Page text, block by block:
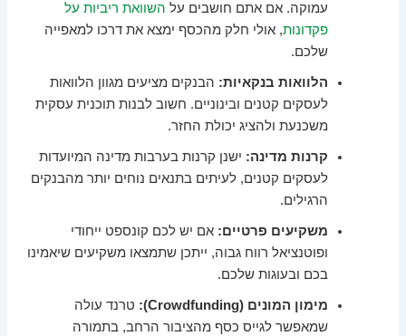
עמוקה. אם אתם חושבים על השוואת ריביות על
פקדונות, אולי חלק מהכסף ימצא את דרכו למאפייה
שלכם.
הלוואות בנקאיות: הבנקים מציעים מגוון הלוואות
לעסקים קטנים ובינוניים. חשוב לבנות תוכנית עסקית
משכנעת ולהציג יכולת החזר.
קרנות מדינה: ישנן קרנות בערבות מדינה המיועדות
לעסקים קטנים, לעיתים בתנאים נוחים יותר מהבנקים
הרגילים.
משקיעים פרטיים: אם יש לכם קונספט ייחודי
ופוטנציאל רווח גבוה, ייתכן שתמצאו משקיעים שיאמינו
בכם ובעוגות שלכם.
מימון המונים (Crowdfunding):
טרנד עולה
שמאפשר לגייס כסף מהציבור הרחב, בתמורה